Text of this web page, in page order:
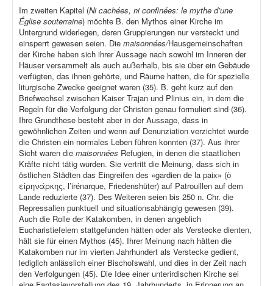
Im zweiten Kapitel (Ni cachées, ni confinées: le mythe d’une
Église souterraine) möchte B. den Mythos einer Kirche im
Untergrund widerlegen, deren Gruppierungen nur versteckt und
einsperrt gewesen seien. Die maisonnées/Hausgemeinschaften
der Kirche haben sich ihrer Aussage nach sowohl im Inneren der
Häuser versammelt als auch außerhalb, bis sie über ein Gebäude
verfügten, das ihnen gehörte, und Räume hatten, die für spezielle
liturgische Zwecke geeignet waren (35). B. geht kurz auf den
Briefwechsel zwischen Kaiser Trajan und Plinius ein, in dem die
Regeln für die Verfolgung der Christen genau formuliert sind (36).
Ihre Grundthese besteht aber in der Aussage, dass in
gewöhnlichen Zeiten und wenn auf Denunziation verzichtet wurde
die Christen ein normales Leben führen konnten (37). Aus ihrer
Sicht waren die maisonnées Refugien, in denen die staatlichen
Kräfte nicht tätig wurden. Sie vertritt die Meinung, dass sich in
östlichen Städten das Eingreifen des «gardien de la paix» (ὁ
εἰρηνάρκης, l’irénarque, Friedenshüter) auf Patrouillen auf dem
Lande reduzierte (37). Des Weiteren seien bis 250 n. Chr. die
Repressalien punktuell und situationsabhängig gewesen (39).
Auch die Rolle der Katakomben, in denen angeblich
Eucharistiefeiern stattgefunden hätten oder als Verstecke dienten,
hält sie für einen Mythos (45). Ihrer Meinung nach hätten die
Katakomben nur im vierten Jahrhundert als Verstecke gedient,
lediglich anlässlich einer Bischofswahl, und dies in der Zeit nach
den Verfolgungen (45). Die Idee einer unterirdischen Kirche sei